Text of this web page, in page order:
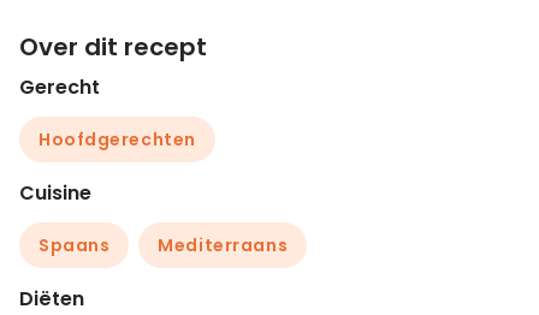
Over dit recept
Gerecht
Hoofdgerechten
Cuisine
Spaans Mediterraans
Diëten